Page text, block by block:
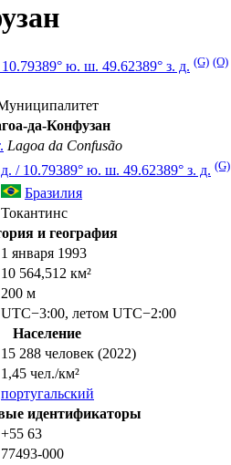
10.79389° ю. ш. 49.62389° з. д. (G) (O)
да-Конфузан
Lagoa da Confusão
/ 10.79389° ю. ш. 49.62389° з. д. (G)
Бразилия
Токантинс
и география
1 января 1993
10 564,512 км²
200 м
UTC−3:00, летом UTC−2:00
Население
15 288 человек (2022)
1,45 чел./км²
португальский
идентификаторы
+55 63
77493-000